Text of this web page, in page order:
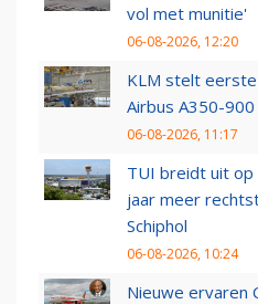
vol met munitie'
06-08-2026, 12:20
KLM stelt
Airbus A350-
06-08-2026, 11:17
TUI breidt uit op
jaar meer
Schiphol
06-08-2026, 10:24
Nieuwe ervaren